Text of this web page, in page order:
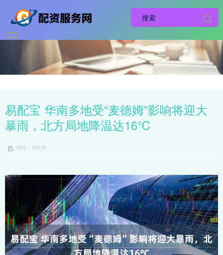
易配宝 华南多地受“麦德姆”影响将迎大
暴雨，北方局地降温达16℃
网站：加杠网